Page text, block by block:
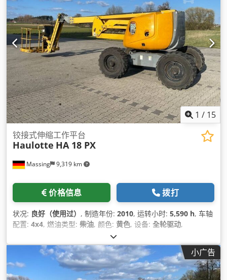
1 / 15
Massing 9,319 km
铰接式伸缩工作平台
Haulotte HA 18 PX
价格信息 拨打
状况: 良好（使用过） , 制造年份: 2010, 运转小时: 5,590 h, 车轴
配置: 4x4, 燃油类型: 柴油, 颜色: 黄色, 设备: 全轮驱动,
小广告